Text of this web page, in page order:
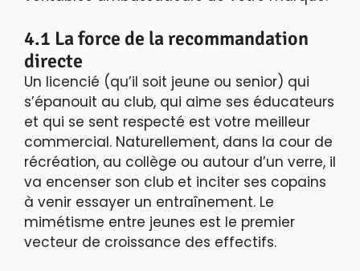
4.1 La force de la recommandation
directe
Un licencié (qu’il soit jeune ou senior) qui
s’épanouit au club, qui aime ses éducateurs
et qui se sent respecté est votre meilleur
commercial. Naturellement, dans la cour de
récréation, au collège ou autour d’un verre, il
va encenser son club et inciter ses copains
à venir essayer un entraînement. Le
mimétisme entre jeunes est le premier
vecteur de croissance des effectifs.